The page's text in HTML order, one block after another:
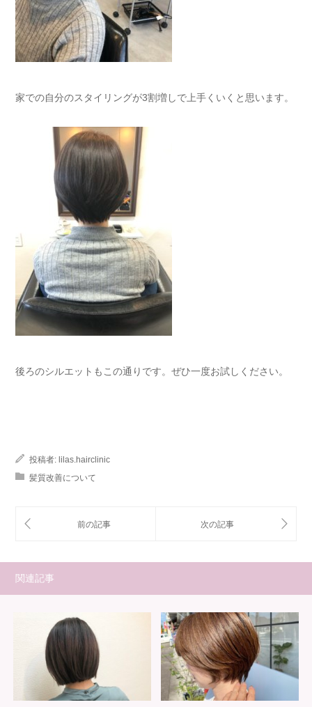
家での自分のスタイリングが3割増しで上手くいくと思います。
後ろのシルエットもこの通りです。ぜひ一度お試しください。
投稿者: lilas.hairclinic
髪質改善について
関連記事